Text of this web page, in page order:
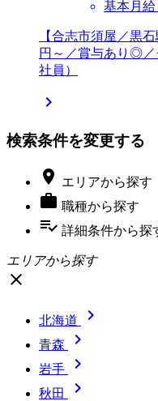
基本月給
【合志市須屋／黒
円～／賞与あり◎／
社員）

検索条件を変更する
 エリアから探す
 職種から探す
playlist_add_check 詳細条件から探
エリアから探す
close
北海道 
青森 
岩手 
秋田 